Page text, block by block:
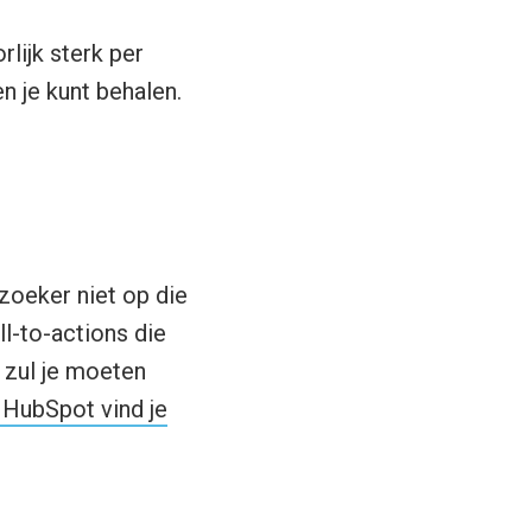
sterk per
je kunt behalen.
niet op die
to-actions die
je moeten
vind je